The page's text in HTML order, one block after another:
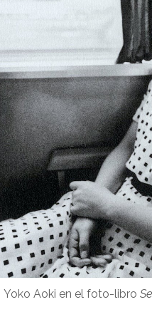
Yoko Aoki en el foto-libro